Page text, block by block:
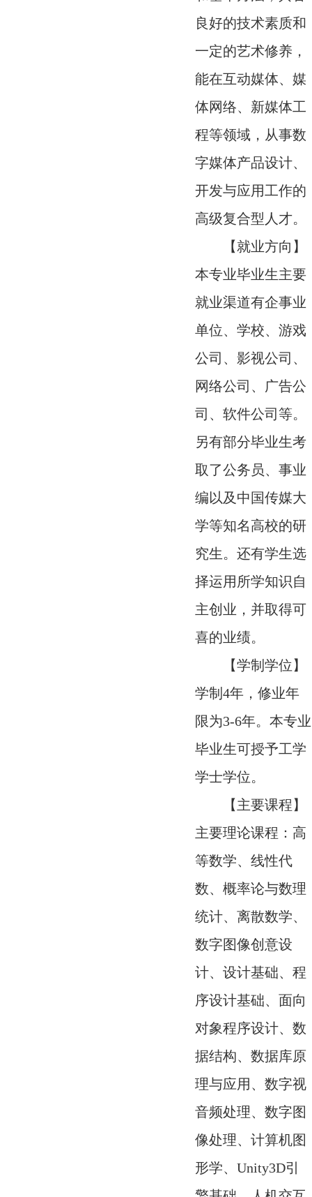
良好的技术素质和
一定的艺术修养，
能在互动媒体、媒
体网络、新媒体工
程等领域，从事数
字媒体产品设计、
开发与应用工作的
高级复合型人才。
【就业方向】
本专业毕业生主要
就业渠道有企事业
单位、学校、游戏
公司、影视公司、
网络公司、广告公
司、软件公司等。
另有部分毕业生考
取了公务员、事业
编以及中国传媒大
学等知名高校的研
究生。还有学生选
择运用所学知识自
主创业，并取得可
喜的业绩。
【学制学位】
学制4年，修业年
限为3-6年。本专业
毕业生可授予工学
学士学位。
【主要课程】
主要理论课程：高
等数学、线性代
数、概率论与数理
统计、离散数学、
数字图像创意设
计、设计基础、程
序设计基础、面向
对象程序设计、数
据结构、数据库原
理与应用、数字视
音频处理、数字图
像处理、计算机图
形学、Unity3D引